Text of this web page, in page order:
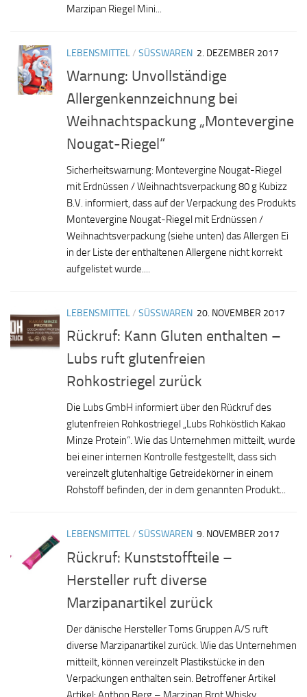
Marzipan Riegel Mini...
LEBENSMITTEL/ SÜSSWAREN 2. DEZEMBER 2017
Warnung: Unvollständige
Allergenkennzeichnung bei
Weihnachtspackung „Montevergine
Nougat-Riegel“
Sicherheitswarnung: Montevergine Nougat-Riegel
mit Erdnüssen / Weihnachtsverpackung 80 g Kubizz
B.V. informiert, dass auf der Verpackung des Produkts
Montevergine Nougat-Riegel mit Erdnüssen /
Weihnachtsverpackung (siehe unten) das Allergen Ei
in der Liste der enthaltenen Allergene nicht korrekt
aufgelistet wurde....
LEBENSMITTEL/ SÜSSWAREN 20. NOVEMBER 2017
Rückruf: Kann Gluten enthalten –
Lubs ruft glutenfreien
Rohkostriegel zurück
Die Lubs GmbH informiert über den Rückruf des
glutenfreien Rohkostriegel „Lubs Rohköstlich Kakao
Minze Protein“. Wie das Unternehmen mitteilt, wurde
bei einer internen Kontrolle festgestellt, dass sich
vereinzelt glutenhaltige Getreidekörner in einem
Rohstoff befinden, der in dem genannten Produkt...
LEBENSMITTEL/ SÜSSWAREN 9. NOVEMBER 2017
Rückruf: Kunststoffteile –
Hersteller ruft diverse
Marzipanartikel zurück
Der dänische Hersteller Toms Gruppen A/S ruft
diverse Marzipanartikel zurück. Wie das Unternehmen
mitteilt, können vereinzelt Plastikstücke in den
Verpackungen enthalten sein. Betroffener Artikel